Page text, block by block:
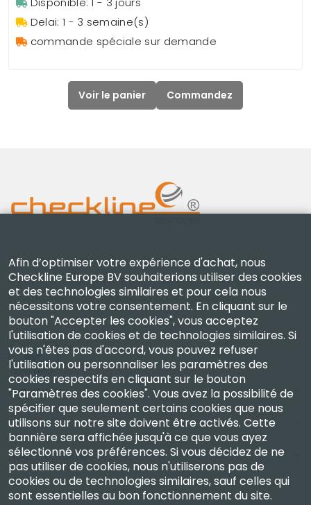
Delai: 1 - 3 semaine(s)
commande spéciale sur demande
Voir le panier Commandez
Checkline Europe B.V. — spécialistes de la fourniture,
de l'étalonnage, de la certification et de la réparation
d'instruments de mesure de haute précision.
Entreprise
Compte
Nous Contacter
Afin d’optimiser votre expérience d'achat, nous
Checkline Europe BV souhaiterions utiliser des cookies
et des technologies similaires et pour cela nous
nécessitons votre consentement. En cliquant sur le
bouton "Accepter les cookies", vous acceptez
l'utilisation de cookies et de technologies similaires. Si
vous n'êtes pas d'accord, vous pouvez refuser
l'utilisation ou personnaliser les paramètres des
cookies respectifs en cliquant sur le bouton
"Paramètres des cookies". Vous avez la possibilité de
spécifier que seulement certains cookies que nous
utilisons sur notre site doivent être activés. Cette
bannière sera affichée jusqu'à ce que vous ayez
sélectionné vos préférences. Si vous décidez de ne
pas utiliser de cookies, nous n'utiliserons pas de
cookies ou de technologies similaires, sauf celles qui
sont essentielles au bon fonctionnement du site.